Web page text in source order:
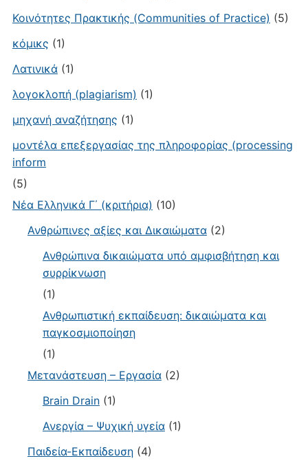
Κοινότητες Πρακτικής (Communities of Practice) (5)
κόμικς (1)
Λατινικά(1)
λογοκλοπή (plagiarism) (1)
μηχανή αναζήτησης (1)
μοντέλα επεξεργασίας της πληροφορίας (processing
inform
(5)
Νέα Ελληνικά Γ΄ (κριτήρια) (10)
Ανθρώπινες αξίες και Δικαιώματα(2)
Ανθρώπινα δικαιώματα υπό αμφισβήτηση και
συρρίκνωση
(1)
Ανθρωπιστική εκπαίδευση: δικαιώματα και
παγκοσμιοποίηση
(1)
Μετανάστευση – Εργασία(2)
Brain Drain(1)
Ανεργία – Ψυχική υγεία(1)
Παιδεία-Εκπαίδευση(4)